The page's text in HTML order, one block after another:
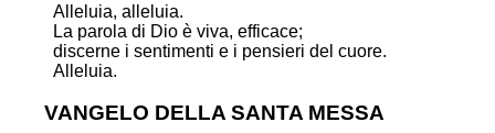
Alleluia, alleluia.
La parola di Dio è viva, efficace;
discerne i sentimenti e i pensieri del cuore.
Alleluia.
VANGELO DELLA SANTA MESSA